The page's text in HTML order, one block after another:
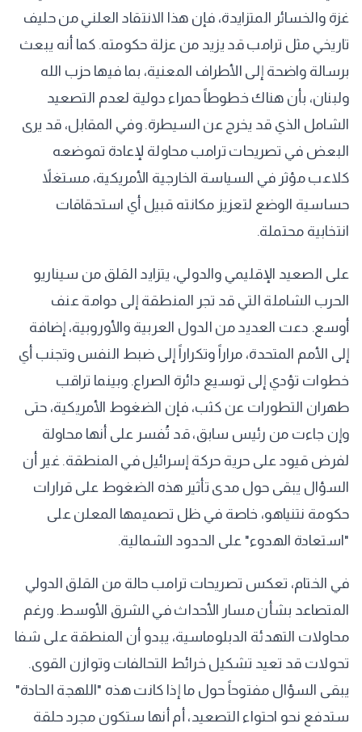
غزة والخسائر المتزايدة، فإن هذا الانتقاد العلني من حليف
تاريخي مثل ترامب قد يزيد من عزلة حكومته. كما أنه يبعث
برسالة واضحة إلى الأطراف المعنية، بما فيها حزب الله
ولبنان، بأن هناك خطوطاً حمراء دولية لعدم التصعيد
الشامل الذي قد يخرج عن السيطرة. وفي المقابل، قد يرى
البعض في تصريحات ترامب محاولة لإعادة تموضعه
كلاعب مؤثر في السياسة الخارجية الأمريكية، مستغلاً
حساسية الوضع لتعزيز مكانته قبيل أي استحقاقات
انتخابية محتملة.
على الصعيد الإقليمي والدولي، يتزايد القلق من سيناريو
الحرب الشاملة التي قد تجر المنطقة إلى دوامة عنف
أوسع. دعت العديد من الدول العربية والأوروبية، إضافة
إلى الأمم المتحدة، مراراً وتكراراً إلى ضبط النفس وتجنب أي
خطوات تؤدي إلى توسيع دائرة الصراع. وبينما تراقب
طهران التطورات عن كثب، فإن الضغوط الأمريكية، حتى
وإن جاءت من رئيس سابق، قد تُفسر على أنها محاولة
لفرض قيود على حرية حركة إسرائيل في المنطقة. غير أن
السؤال يبقى حول مدى تأثير هذه الضغوط على قرارات
حكومة نتنياهو، خاصة في ظل تصميمها المعلن على
"استعادة الهدوء" على الحدود الشمالية.
في الختام، تعكس تصريحات ترامب حالة من القلق الدولي
المتصاعد بشأن مسار الأحداث في الشرق الأوسط. ورغم
محاولات التهدئة الدبلوماسية، يبدو أن المنطقة على شفا
تحولات قد تعيد تشكيل خرائط التحالفات وتوازن القوى.
يبقى السؤال مفتوحاً حول ما إذا كانت هذه "اللهجة الحادة"
ستدفع نحو احتواء التصعيد، أم أنها ستكون مجرد حلقة